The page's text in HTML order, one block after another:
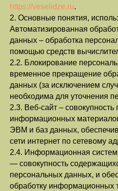
https://veselidze.ru.
2. Основные понятия,
Автоматизированная
данных – обработка
помощью средств
2.2. Блокирование
временное прекращение
данных (за исключением
необходима для уточнения
2.3. Веб-сайт – совокупность
информационных
ЭВМ и баз данных,
сети интернет по сетевому
2.4. Информационная
— совокупность
персональных данных, и
обработку информационных